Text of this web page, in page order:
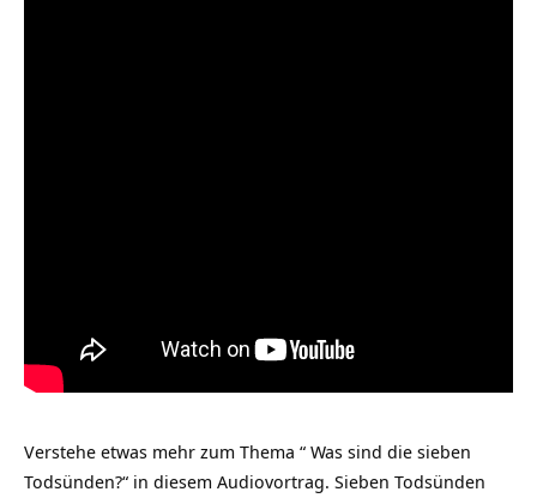
Verstehe etwas mehr zum Thema “ Was sind die sieben
Todsünden?“ in diesem Audiovortrag. Sieben Todsünden